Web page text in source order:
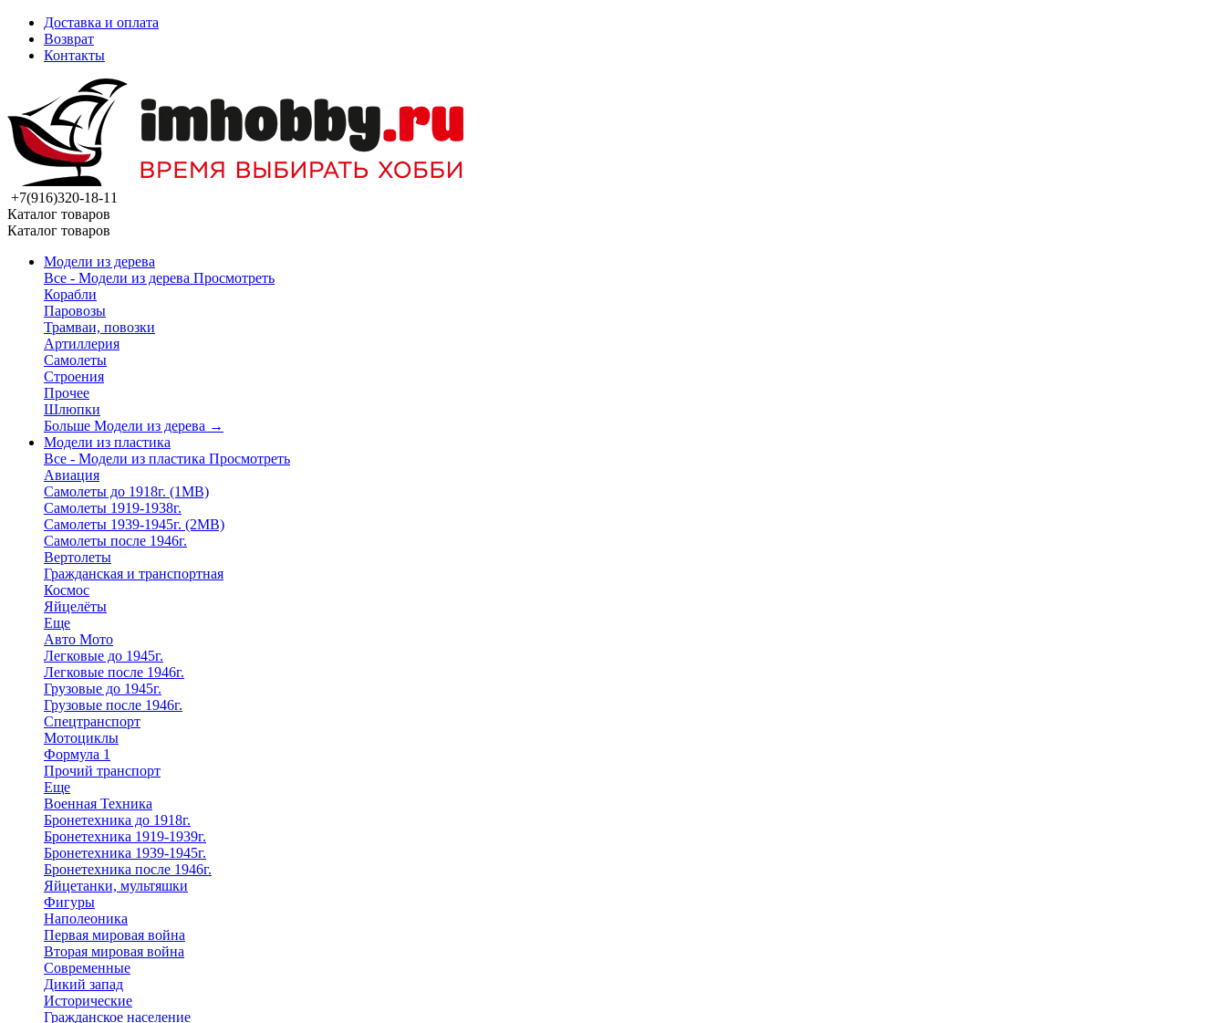
Доставка и оплата
Возврат
Контакты
+7(916)320-18-11
Каталог товаров
Каталог товаров
Модели из дерева
Все - Модели из дерева Просмотреть
Корабли
Паровозы
Трамваи, повозки
Артиллерия
Самолеты
Строения
Прочее
Шлюпки
Больше Модели из дерева →
Модели из пластика
Все - Модели из пластика Просмотреть
Авиация
Самолеты до 1918г. (1МВ)
Самолеты 1919-1938г.
Самолеты 1939-1945г. (2МВ)
Самолеты после 1946г.
Вертолеты
Гражданская и транспортная
Космос
Яйцелёты
Еще
Авто Мото
Легковые до 1945г.
Легковые после 1946г.
Грузовые до 1945г.
Грузовые после 1946г.
Спецтранспорт
Мотоциклы
Формула 1
Прочий транспорт
Еще
Военная Техника
Бронетехника до 1918г.
Бронетехника 1919-1939г.
Бронетехника 1939-1945г.
Бронетехника после 1946г.
Яйцетанки, мультяшки
Фигуры
Наполеоника
Первая мировая война
Вторая мировая война
Современные
Дикий запад
Исторические
Гражданское население